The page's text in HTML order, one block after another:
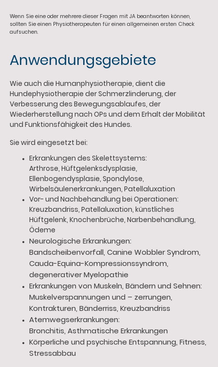
Wenn Sie eine oder mehrere dieser Fragen mit JA beantworten können,
sollten Sie einen Physiotherapeuten für einen allgemeinen ersten Check
aufsuchen.
Anwendungsgebiete
Wie auch die Humanphysiotherapie, dient die
Hundephysiotherapie derSchmerzlinderung, der
Verbesserung des Bewegungsablaufes, der
Wiederherstellung nach OPs und dem Erhalt der Mobilität
und Funktionsfähigkeit des Hundes.
Sie wird eingesetzt bei:
Erkrankungen des Skelettsystems:
Arthrose, Hüftgelenksdysplasie,
Ellenbogendysplasie, Spondylose,
Wirbelsäulenerkrankungen, Patellaluxation
Vor- und Nachbehandlung bei Operationen:
Kreuzbandriss, Patellaluxation, künstliches
Hüftgelenk, Knochenbrüche, Narbenbehandlung,
Ödeme
Neurologische Erkrankungen:
Bandscheibenvorfall, Canine Wobbler Syndrom,
Cauda-Equina-Kompressionssyndrom,
degenerativer Myelopathie
Erkrankungen von Muskeln, Bändern und Sehnen:
Muskelverspannungen und – zerrungen,
Kontrakturen, Bänderriss, Kreuzbandriss
Atemwegserkrankungen:
Bronchitis, Asthmatische Erkrankungen
Körperliche und psychische Entspannung, Fitness,
Stressabbau